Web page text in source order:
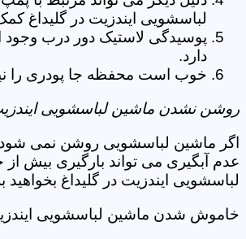
لباسشویی ایندزیت در گلیداغ
پوسیدگی لاستیک دور درب وجود
دارد.
خوب است محفظه جا پودری را
روشن نشدن ماشین لباسشویی
اگر ماشین لباسشویی روشن نمی شود
عدم آبگیری می تواند بارگیری بیش
لباسشویی ایندزیت در گلیداغ
خاموش شدن ماشین لباسشویی